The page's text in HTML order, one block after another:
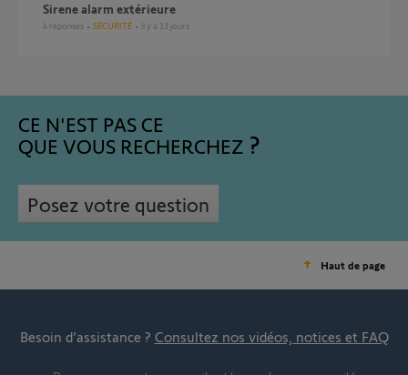
Sirene alarm extérieure
4 réponses SÉCURITÉ il y a 13 jours
CE N'EST PAS CE
QUE VOUS RECHERCHEZ
Posez votre question
Haut de page
Besoin d’assistance ? Consultez nos vidéos, notices et FAQ